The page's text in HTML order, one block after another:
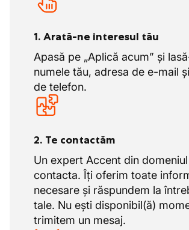
1. Arată-ne interesul tău
Apasă pe „Aplică acum” și
numele tău, adresa de e-mail
de telefon.
2. Te contactăm
Un expert Accent din
contacta. Îți oferim toate
necesare și răspundem la
tale. Nu ești disponibil(ă)
trimitem un mesaj.